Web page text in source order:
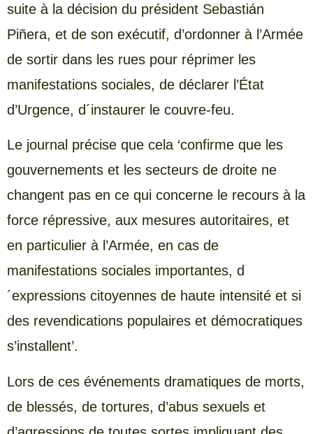
suite à la décision du président Sebastián
Piñera, et de son exécutif, d’ordonner à l’Armée
de sortir dans les rues pour réprimer les
manifestations sociales, de déclarer l’État
d’Urgence, d´instaurer le couvre-feu.
Le journal précise que cela ‘confirme que les
gouvernements et les secteurs de droite ne
changent pas en ce qui concerne le recours à la
force répressive, aux mesures autoritaires, et
en particulier à l’Armée, en cas de
manifestations sociales importantes, d
´expressions citoyennes de haute intensité et si
des revendications populaires et démocratiques
s’installent’.
Lors de ces événements dramatiques de morts,
de blessés, de tortures, d’abus sexuels et